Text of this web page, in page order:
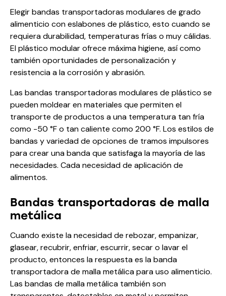
Elegir bandas transportadoras modulares de grado
alimenticio con eslabones de plástico, esto cuando se
requiera durabilidad, temperaturas frías o muy cálidas.
El plástico modular ofrece máxima higiene, así como
también oportunidades de personalización y
resistencia a la corrosión y abrasión.
Las bandas transportadoras modulares de plástico se
pueden moldear en materiales que permiten el
transporte de productos a una temperatura tan fría
como -50 °F o tan caliente como 200 °F. Los estilos de
bandas y variedad de opciones de tramos impulsores
para crear una banda que satisfaga la mayoría de las
necesidades. Cada necesidad de aplicación de
alimentos.
Bandas transportadoras de malla
metálica
Cuando existe la necesidad de rebozar, empanizar,
glasear, recubrir, enfriar, escurrir, secar o lavar el
producto, entonces la respuesta es la banda
transportadora de malla metálica para uso alimenticio.
Las bandas de malla metálica también son